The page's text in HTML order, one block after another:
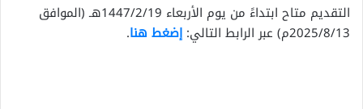
التقديم متاح ابتداءً من يوم الأربعاء 1447/2/19هـ (الموافق
2025/8/13م) عبر الرابط التالي:
إضغط هنا.